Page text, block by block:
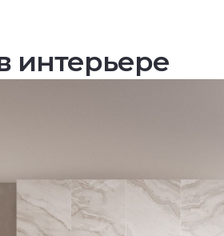
интерьере